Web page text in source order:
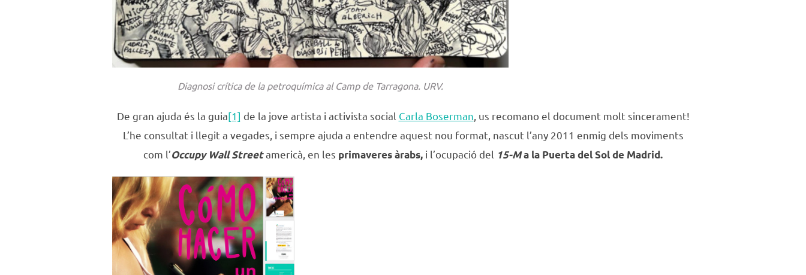
Diagnosi crítica de la petroquímica al Camp de Tarragona. URV.
De gran ajuda és la guia[1] de la jove artista i activista social Carla Boserman , us recomano el document molt sincerament!
L’he consultat i llegit a vegades, i sempre ajuda a entendre aquest nou format, nascut l’any 2011 enmig dels moviments
com l’Occupy Wall Streetamericà, en les primaveres àrabs, i l’ocupació del 15-Ma la Puerta del Sol de Madrid.